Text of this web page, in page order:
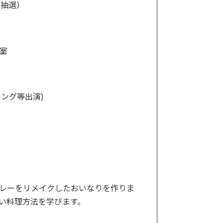
選）
グ等出演)
ーをリメイクしたおいなりを作りま
理方法を学びます。